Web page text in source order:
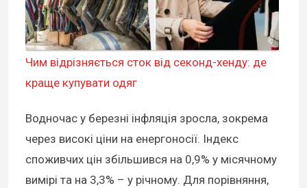
Чим відрізняється сток від секонд-хенду: де
краще купувати одяг
Водночас у березні інфляція зросла, зокрема
через високі ціни на енергоносії. Індекс
споживчих цін збільшився на 0,9% у місячному
вимірі та на 3,3% – у річному. Для порівняння,